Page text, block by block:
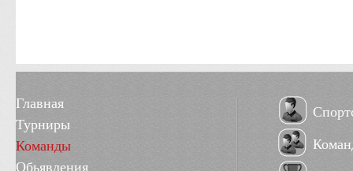
Главная
Турниры
Команды
Обьявления